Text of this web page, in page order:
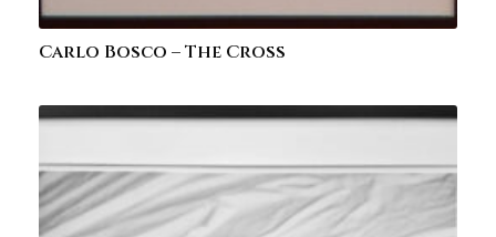
Carlo Bosco – The Cross